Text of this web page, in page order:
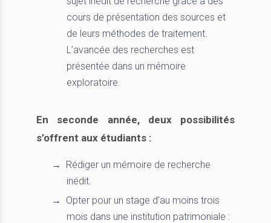
cours de présentation des sources et
de leurs méthodes de traitement.
L’avancée des recherches est
présentée dans un mémoire
exploratoire.
En seconde année, deux possibilités
s’offrent aux étudiants :
Rédiger un mémoire de recherche
inédit.
Opter pour un stage d’au moins trois
mois dans une institution patrimoniale :